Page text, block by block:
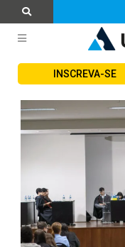
INSCREVA-SE